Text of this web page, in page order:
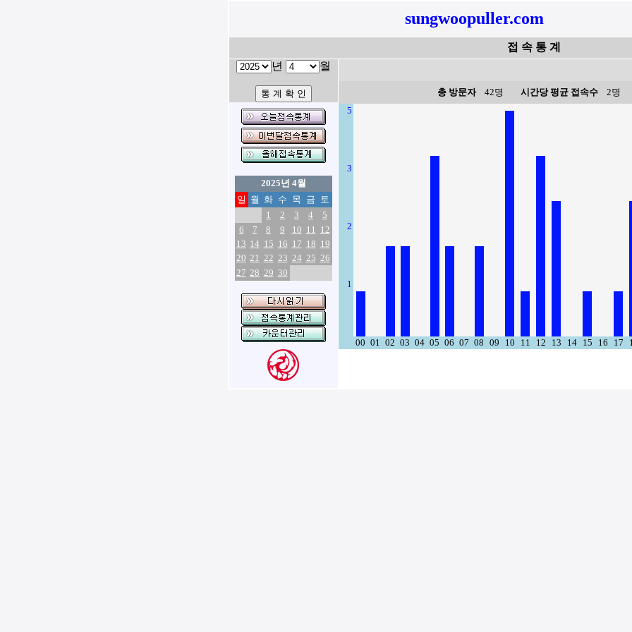
sungwoopuller.com
접 속 통 계
년 월
2025년 4월
일 월 화 수 목 금 토
1
2 3 4
5
6
7 8 9 10 11 12
13 14 15 16 17 18 19
20 21 22 23 24 25 26
27 28 29 30
총 방문자42명 시간당 평균 접속수2명
5
3
2
1
00 01 02 03 04 05 06 07 08 09 10 11 12 13 14 15 16 17